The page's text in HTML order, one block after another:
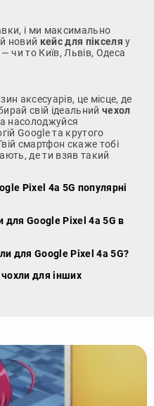
і ми максимально
новий кейс для пікселя у
чи то Київ, Львів, Одеса
аксесуарів, це місце, де
свій ідеальнийчехол
насолоджуйся
Google та крутого
смартфон скаже тобі
де ти взяв такий
Pixel 4a 5G популярні
для Google Pixel 4a 5G в
для Google Pixel 4a 5G?
чохли для інших